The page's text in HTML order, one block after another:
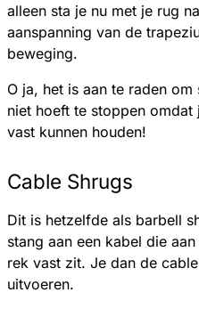
alleen sta je nu met je rug
aanspanning van de
beweging.
O ja, het is aan te raden
niet hoeft te stoppen omdat
vast kunnen houden!
Cable Shrugs
Dit is hetzelfde als barbell
stang aan een kabel die
rek vast zit. Je dan de
uitvoeren.